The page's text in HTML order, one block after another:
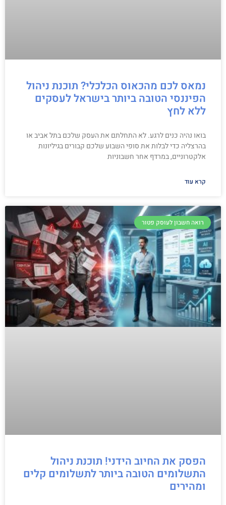
נמאס לכם מהכאוס הכלכלי? תוכנת ניהול
הפיננסי הטובה ביותר בישראל לעסקים
ללא לחץ
בואו נהיה כנים לרגע. לא התחלתם את העסק שלכם בתל אביב או
בהרצליה כדי לבלות את סופי השבוע שלכם קבורים בגיליונות
אלקטרוניים, במרדף אחר חשבוניות
קרא עוד
רואה חשבון לעוסק פטור
הפסק את החיוב הידני! תוכנת ניהול
התשלומים הטובה ביותר לתשלומים קלים
ומהירים